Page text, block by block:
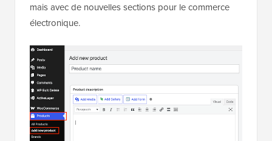
mais avec de nouvelles sections pour le commerce
électronique.